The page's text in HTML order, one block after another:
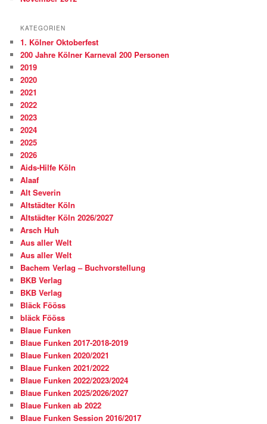
KATEGORIEN
1. Kölner Oktoberfest
200 Jahre Kölner Karneval 200 Personen
2019
2020
2021
2022
2023
2024
2025
2026
Aids-Hilfe Köln
Alaaf
Alt Severin
Altstädter Köln
Altstädter Köln 2026/2027
Arsch Huh
Aus aller Welt
Aus aller Welt
Bachem Verlag – Buchvorstellung
BKB Verlag
BKB Verlag
Bläck Fööss
bläck Fööss
Blaue Funken
Blaue Funken 2017-2018-2019
Blaue Funken 2020/2021
Blaue Funken 2021/2022
Blaue Funken 2022/2023/2024
Blaue Funken 2025/2026/2027
Blaue Funken ab 2022
Blaue Funken Session 2016/2017